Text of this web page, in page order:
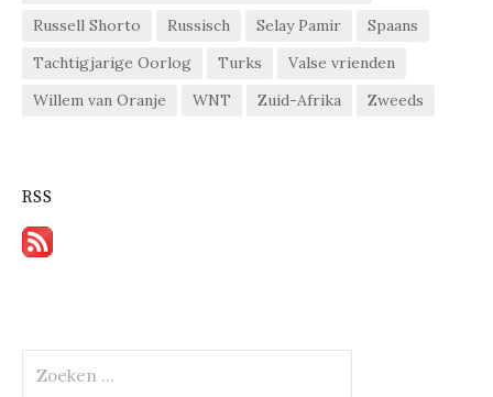
Russell Shorto
Russisch Selay Pamir
Spaans
Tachtigjarige Oorlog
Turks
Valse vrienden
Willem van Oranje
WNT Zuid-Afrika Zweeds
RSS
naar: